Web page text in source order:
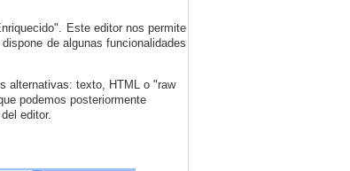
Este editor nos permite
de algunas funcionalidades
alternativas: texto, HTML o "raw
podemos posteriormente
editor.